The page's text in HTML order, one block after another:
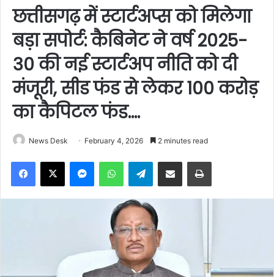
छत्तीसगढ़ में स्टार्टअप्स को मिलेगा
बड़ा सपोर्ट: कैबिनेट ने वर्ष 2025-
30 की नई स्टार्टअप नीति को दी
मंजूरी, सीड फंड से लेकर 100 करोड़
का कैपिटल फंड….
News Desk February 4, 2026 2 minutes read
Facebook
X MessengerWhatsAppTelegramShare via Email Print